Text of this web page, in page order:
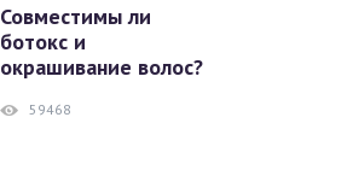
Совместимы ли
ботокс и
окрашивание волос?
59468